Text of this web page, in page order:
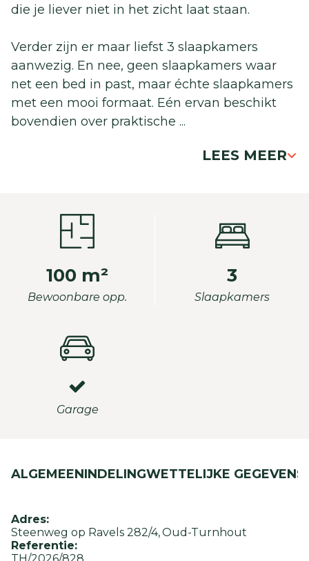
die je liever niet in het zicht laat staan.
Verder zijn er maar liefst 3 slaapkamers
aanwezig. En nee, geen slaapkamers waar
net een bed in past, maar échte slaapkamers
met een mooi formaat. Eén ervan beschikt
bovendien over praktische ...
LEES MEER
100 m²
Bewoonbare opp.
3
Slaapkamers
Garage
ALGEMEENINDELINGWETTELIJKE GEGEVENS
Adres:
Steenweg op Ravels 282/4 Oud-Turnhout
Referentie: